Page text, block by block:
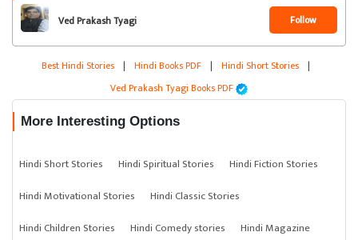
Ved Prakash Tyagi Follow
Best Hindi Stories | Hindi Books PDF | Hindi Short Stories |
Ved Prakash Tyagi Books PDF
More Interesting Options
Hindi Short Stories Hindi Spiritual Stories
Hindi Fiction Stories
Hindi Motivational Stories
Hindi Classic Stories
Hindi Children Stories
Hindi Comedy stories Hindi Magazine